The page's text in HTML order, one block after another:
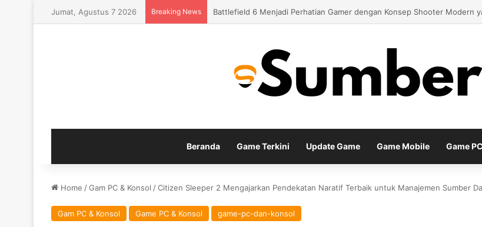
Jumat, Agustus 7 2026 Breaking News Apex Legends Season Terbaru Menawarkan Strategi Baru Melalui
Beranda Game Terkini Update Game Game Mobile Game
Home /Gam PC & Konsol /Citizen Sleeper 2 Mengajarkan Pendekatan Naratif Terbaik untuk Manajemen Sumber
Gam PC & Konsol Game PC & Konsol game-pc-dan-konsol